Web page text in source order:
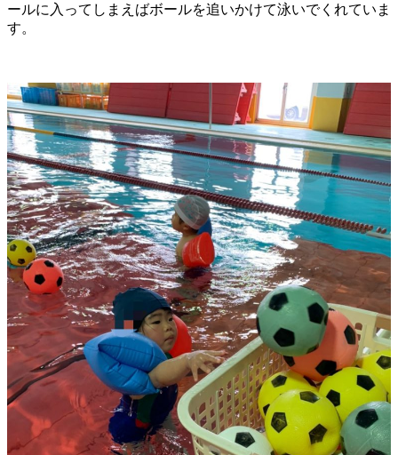
ールに入ってしまえばボールを追いかけて泳いでくれていま
す。